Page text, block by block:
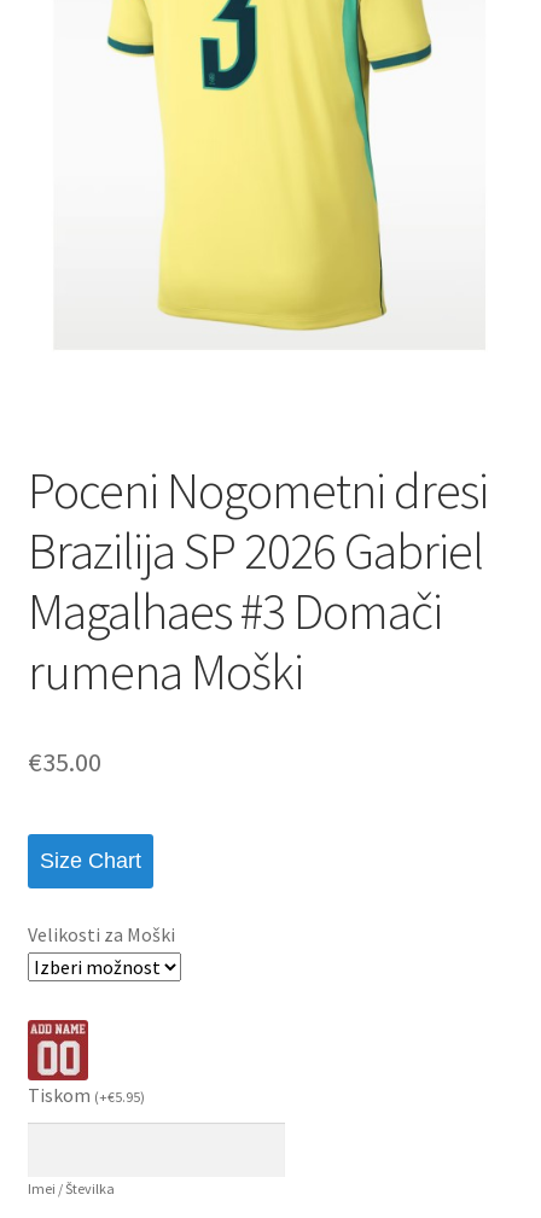
Poceni Nogometni dresi
Brazilija SP 2026 Gabriel
Magalhaes #3 Domači
rumena Moški
€35.00
Size Chart
Velikosti za Moški
Tiskom (+€5.95)
Imei / Številka